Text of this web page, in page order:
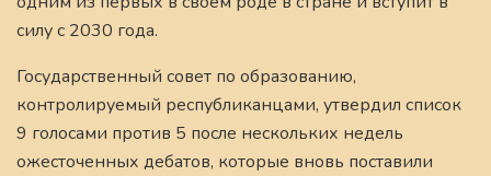
силу с 2030 года.
Государственный совет по образованию,
контролируемый республиканцами, утвердил список
9 голосами против 5 после нескольких недель
ожесточенных дебатов, которые вновь поставили